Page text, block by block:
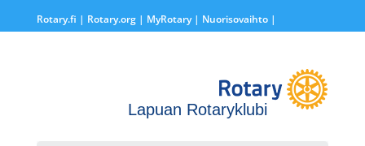
Rotary.fi | Rotary.org| MyRotary | Nuorisovaihto|
Lapuan Rotaryklubi